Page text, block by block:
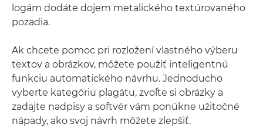
logám dodáte dojem metalického textúrovaného
pozadia.
Ak chcete pomoc pri rozložení vlastného výberu
textov a obrázkov, môžete použiť inteligentnú
funkciu automatického návrhu. Jednoducho
vyberte kategóriu plagátu, zvoľte si obrázky a
zadajte nadpisy a softvér vám ponúkne užitočné
nápady, ako svoj návrh môžete zlepšiť.